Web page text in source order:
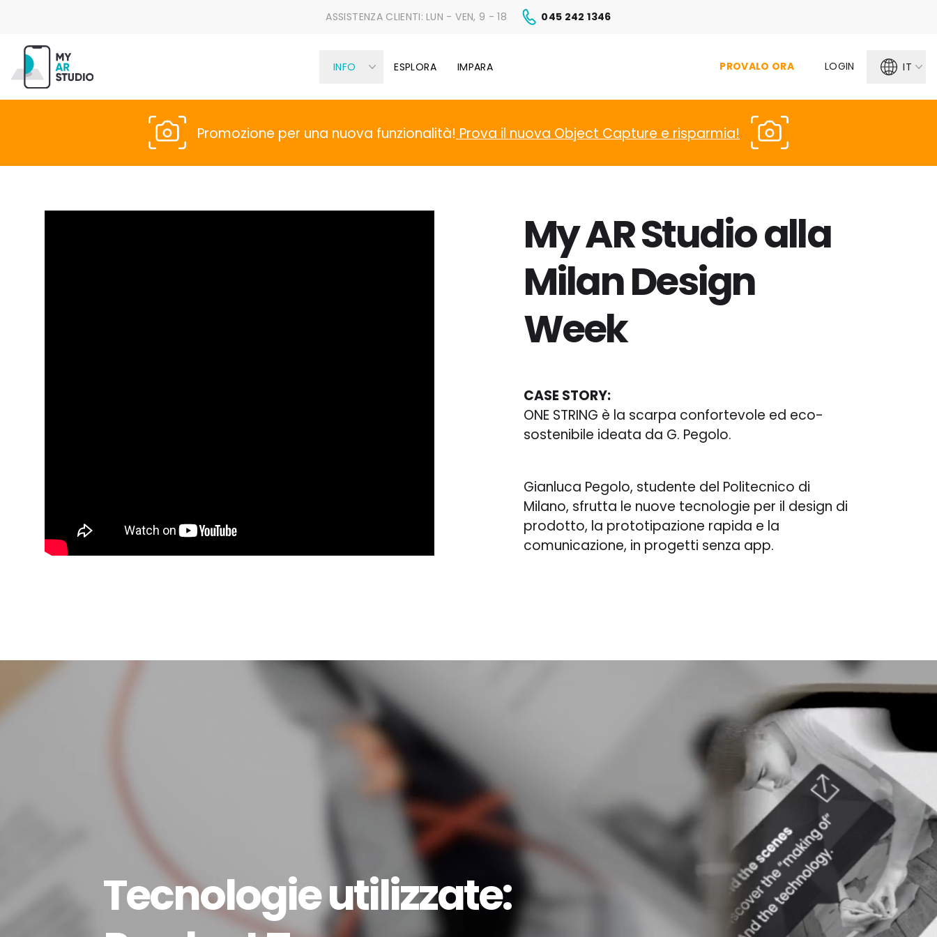
ASSISTENZA CLIENTI: LUN - VEN, 9 - 18 045 242 1346
INFO ESPLORA IMPARA PROVALO ORA LOGIN IT
Promozione per una nuova funzionalità! Prova il nuova Object Capture e risparmia!
My AR Studio alla
Milan Design
Week
CASE STORY:
ONE STRING è la scarpa confortevole ed eco-
sostenibile ideata da G. Pegolo.
Gianluca Pegolo, studente del Politecnico di
Milano, sfrutta le nuove tecnologie per il design di
prodotto, la prototipazione rapida e la
comunicazione, in progetti senza app.
Tecnologie utilizzate: